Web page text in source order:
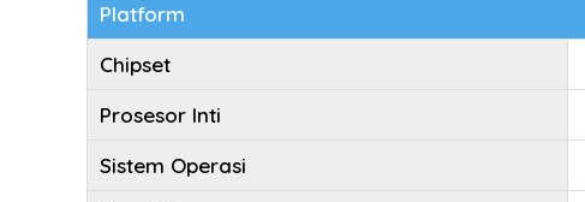
Platform
Chipset
Prosesor Inti
Sistem Operasi